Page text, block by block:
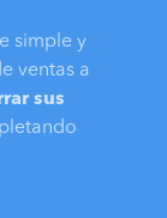
simple y
ventas a
sus